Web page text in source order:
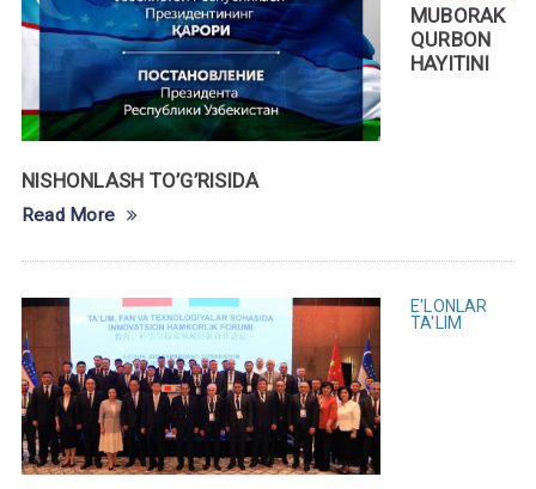
MUBORAK
QURBON
HAYITINI
NISHONLASH TO’G’RISIDA
Read More
E'LONLAR
TA'LIM